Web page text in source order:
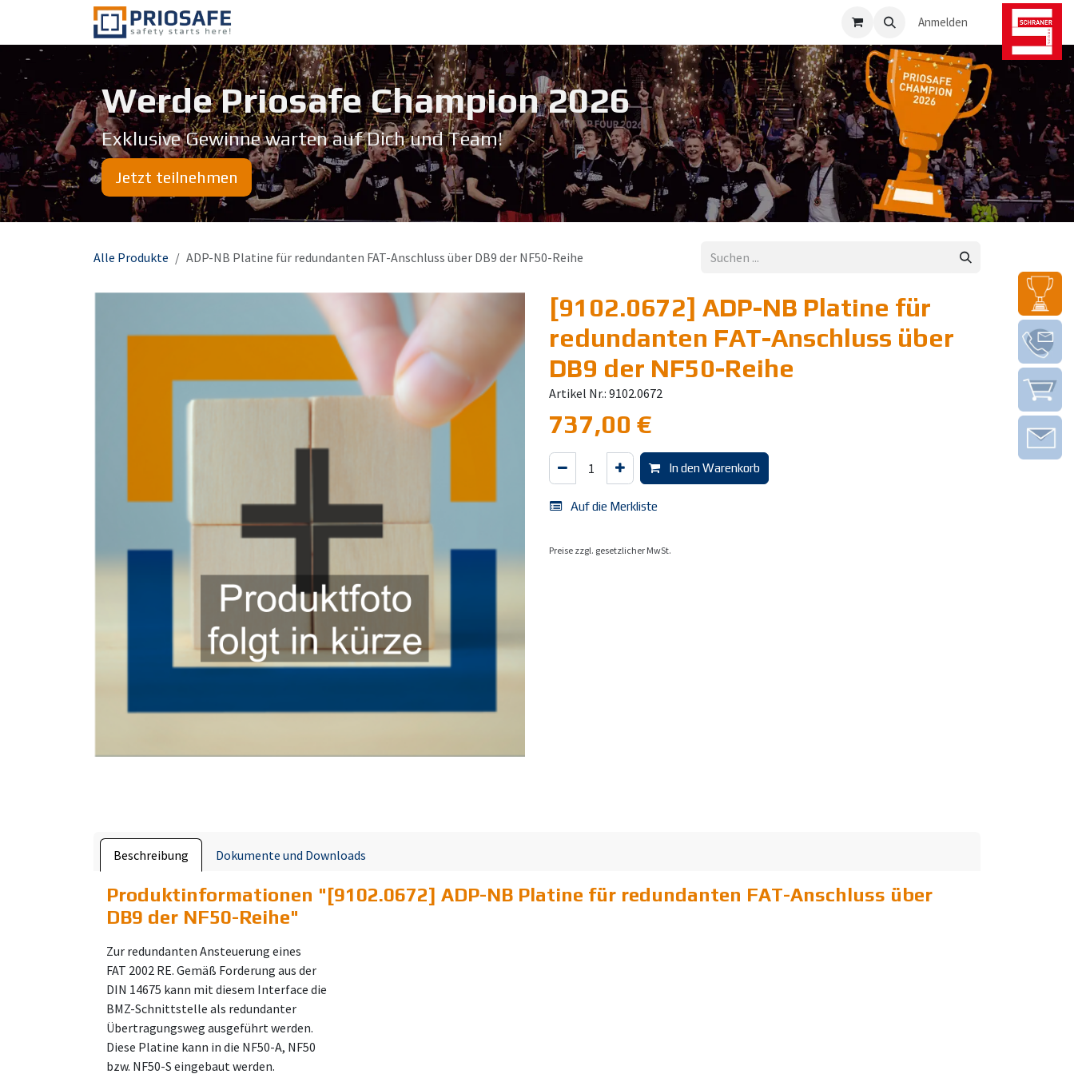
Zum Inhalt springen
Anmelden
Jetzt teilnehmen
Werde Priosafe Champion 20​26
Exklusive Gewinne warten auf Dich und Team!
Alle Produkte ADP-NB Platine für redundanten FAT-Anschluss über DB9 der NF50-Reihe
[9102.0672] ADP-NB Platine für
redundanten FAT-Anschluss über
DB9 der NF50-Reihe
Artikel Nr.: 9102.0672
737,00 €
In den Warenkorb
Auf die Merkliste
Preise zzgl. gesetzlicher MwSt.
Beschreibung Dokumente und Downloads
Produktinformationen "[9102.0672] ADP-NB Platine für redundanten FAT-Anschluss über
DB9 der NF50-Reihe"
Zur redundanten Ansteuerung eines
FAT 2002 RE. Gemäß Forderung aus der
DIN 14675 kann mit diesem Interface die
BMZ-Schnittstelle als redundanter
Übertragungsweg ausgeführt werden.
Diese Platine kann in die NF50-A, NF50
bzw. NF50-S eingebaut werden.